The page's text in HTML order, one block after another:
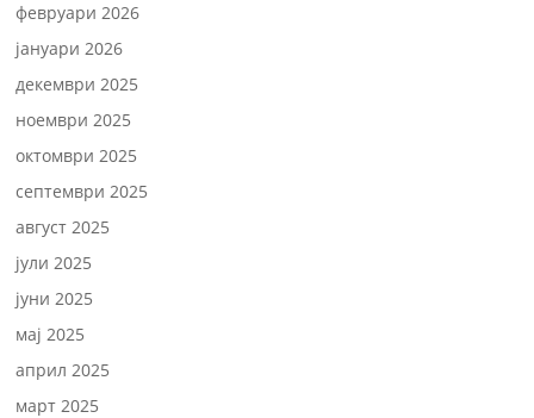
февруари 2026
јануари 2026
декември 2025
ноември 2025
октомври 2025
септември 2025
август 2025
јули 2025
јуни 2025
мај 2025
април 2025
март 2025